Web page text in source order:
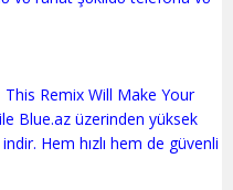
Remix Will Make Your
Blue.az üzerinden yüksek
Hem hızlı hem de güvenli